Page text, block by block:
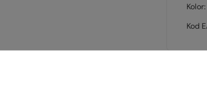
Kolor
Kod